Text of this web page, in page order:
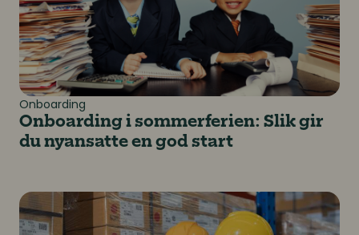
Onboarding
Onboarding i sommerferien: Slik gir
du nyansatte en god start
Fra nyansatt til nøkkelspiller: Betydningen av god